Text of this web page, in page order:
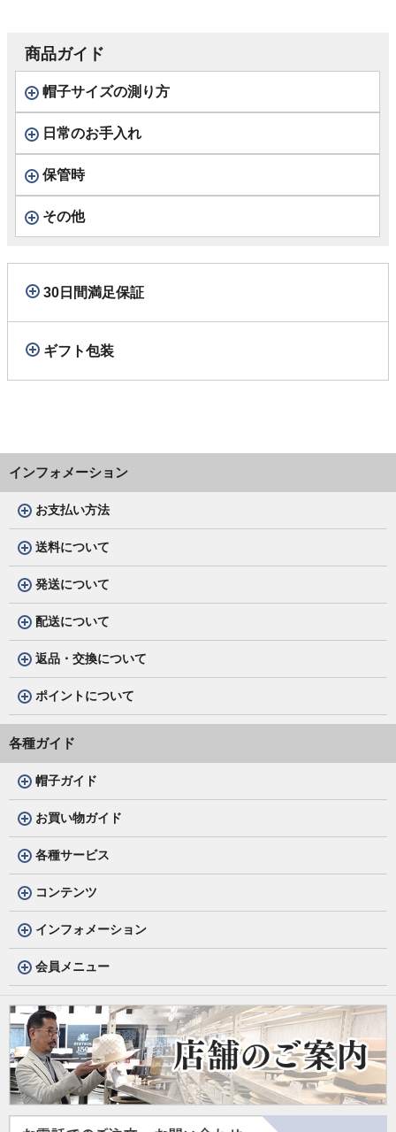
商品ガイド
帽子サイズの測り方
日常のお手入れ
保管時
その他
30日間満足保証
ギフト包装
インフォメーション
お支払い方法
送料について
発送について
配送について
返品・交換について
ポイントについて
各種ガイド
帽子ガイド
お買い物ガイド
各種サービス
コンテンツ
インフォメーション
会員メニュー